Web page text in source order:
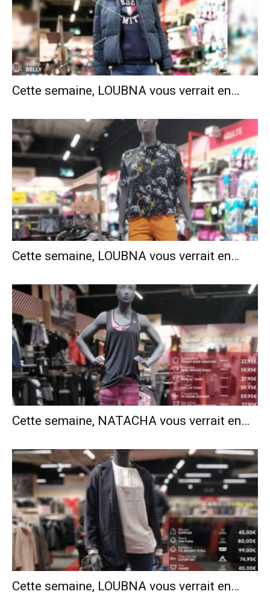
Cette semaine, LOUBNA vous verrait en…
Cette semaine, LOUBNA vous verrait en…
Cette semaine, NATACHA vous verrait en…
Cette semaine, LOUBNA vous verrait en…